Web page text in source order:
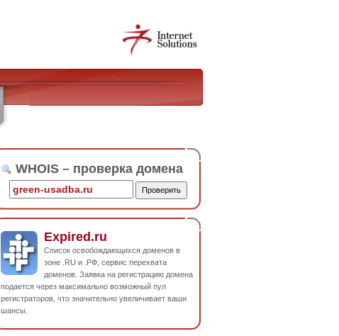
WHOIS – проверка домена
Expired.ru
Список освобождающихся доменов в
зоне .RU и .РФ, сервис перехвата
доменов. Заявка на регистрацию домена
подается через максимально возможный пул
регистраторов, что значительно увеличивает ваши
шансы.